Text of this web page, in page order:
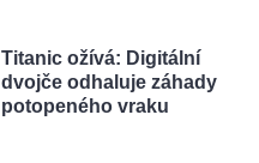
Titanic ožívá: Digitální
dvojče odhaluje záhady
potopeného vraku